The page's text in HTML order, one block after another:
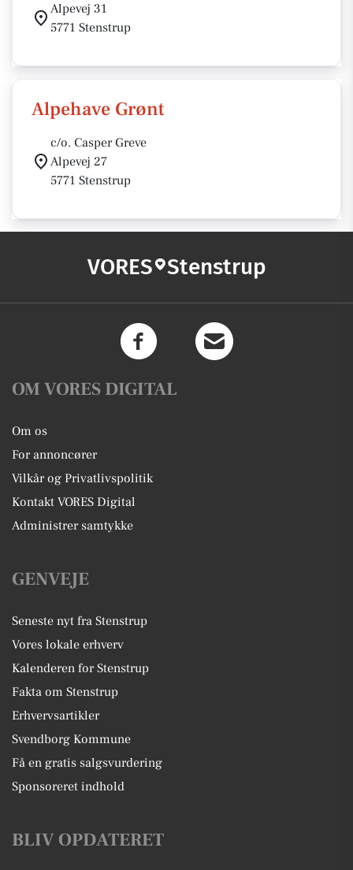
Alpevej 31
5771 Stenstrup
Alpehave Grønt
c/o. Casper Greve
Alpevej 27
5771 Stenstrup
VORES Stenstrup
OM VORES DIGITAL
Om os
For annoncører
Vilkår og Privatlivspolitik
Kontakt VORES Digital
Administrer samtykke
GENVEJE
Seneste nyt fra Stenstrup
Vores lokale erhverv
Kalenderen for Stenstrup
Fakta om Stenstrup
Erhvervsartikler
Svendborg Kommune
Få en gratis salgsvurdering
Sponsoreret indhold
BLIV OPDATERET